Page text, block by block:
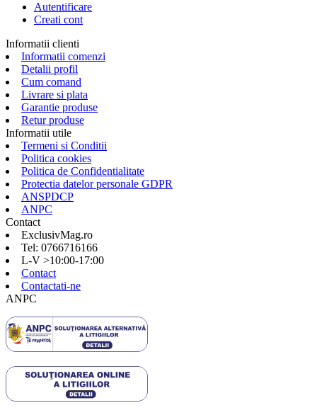
Autentificare
Creati cont
Informatii clienti
Informatii comenzi
Detalii profil
Cum comand
Livrare si plata
Garantie produse
Retur produse
Informatii utile
Termeni si Conditii
Politica cookies
Politica de Confidentialitate
Protectia datelor personale GDPR
ANSPDCP
ANPC
Contact
ExclusivMag.ro
Tel: 0766716166
L-V >10:00-17:00
Contact
Contactati-ne
ANPC